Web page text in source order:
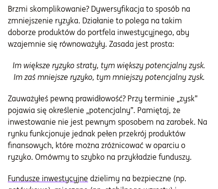
Brzmi skomplikowanie? Dywersyfikacja to sposób na
zmniejszenie ryzyka. Działanie to polega na takim
doborze produktów do portfela inwestycyjnego, aby
wzajemnie się równoważyły. Zasada jest prosta:
Im większe ryzyko straty, tym większy potencjalny zysk.
Im zaś mniejsze ryzyko, tym mniejszy potencjalny zysk.
Zauważyłeś pewną prawidłowość? Przy terminie „zysk”
pojawia się określenie „potencjalny”. Pamiętaj, że
inwestowanie nie jest pewnym sposobem na zarobek. Na
rynku funkcjonuje jednak pełen przekrój produktów
finansowych, które można zróżnicować w oparciu o
ryzyko. Omówmy to szybko na przykładzie funduszy.
Fundusze inwestycyjne dzielimy na bezpieczne (np.